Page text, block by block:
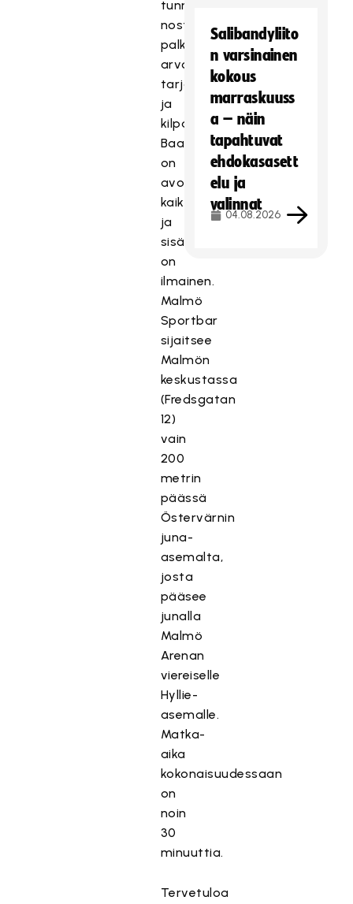
tunnelman
nostatusta,
palkintoja,
arvontoja,
tarjouksia
ja
kilpailuja.
Baari
on
avoin
kaikille
ja
sisäänpääsy
on
ilmainen.
Malmö
Sportbar
sijaitsee
Malmön
keskustassa
(Fredsgatan
12)
vain
200
metrin
päässä
Östervärnin
juna-
asemalta,
josta
pääsee
junalla
Malmö
Arenan
viereiselle
Hyllie-
asemalle.
Matka-
aika
kokonaisuudessaan
on
noin
30
minuuttia.
Tervetuloa
Salibandyliito
n varsinainen
kokous
marraskuuss
a – näin
tapahtuvat
ehdokasasett
elu ja
valinnat
04.08.2026